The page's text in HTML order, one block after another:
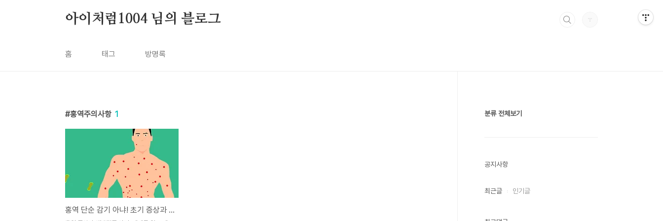
아이처럼1004 님의 블로그
홈 태그 방명록
홍역주의사항 1
홍역 단순 감기 아냐! 초기 증상과 예방접종 시기 총정리!
분류 전체보기
공지사항
최근글 인기글